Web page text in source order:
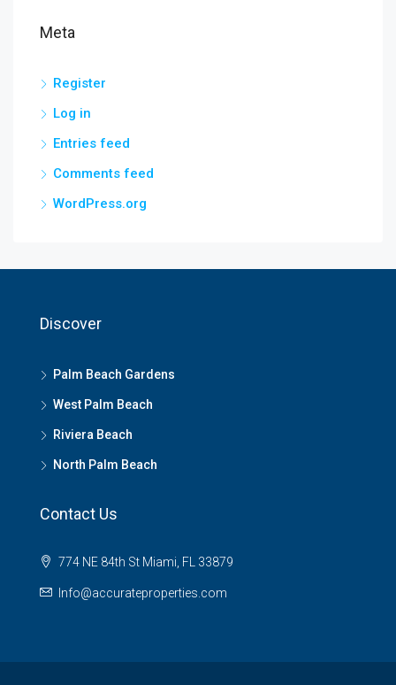
Meta
Register
Log in
Entries feed
Comments feed
WordPress.org
Discover
Palm Beach Gardens
West Palm Beach
Riviera Beach
North Palm Beach
Contact Us
774 NE 84th St Miami, FL 33879
Info@accurateproperties.com